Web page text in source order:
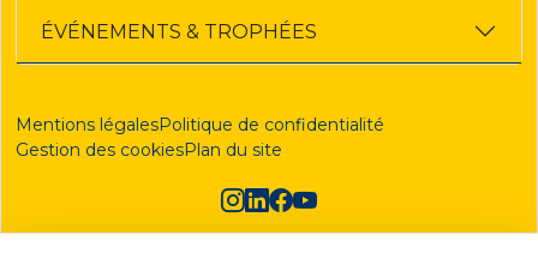
ÉVÉNEMENTS & TROPHÉES
Mentions légalesPolitique de confidentialité
Gestion des cookiesPlan du site